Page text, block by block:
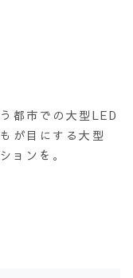
都市での大型LED
が目にする大型
ョンを。